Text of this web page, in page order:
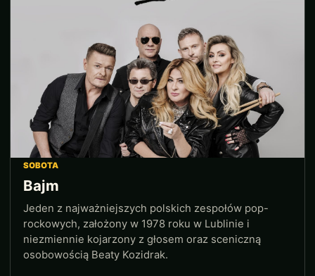
SOBOTA
Bajm
Jeden z najważniejszych polskich zespołów pop-
rockowych, założony w 1978 roku w Lublinie i
niezmiennie kojarzony z głosem oraz sceniczną
osobowością Beaty Kozidrak.